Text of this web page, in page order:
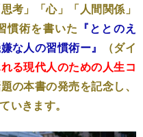
考」「心」「人間関係」
慣術を書いた 『ととのえ
な人の習慣術ー』
（ダイ
る現代人のための人生コ
の本書の発売を記念し、
いきます。